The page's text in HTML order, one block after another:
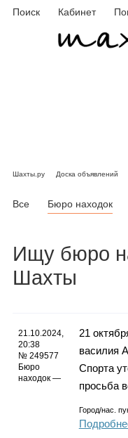
Поиск Кабинет
Шахты.ру Доска объявлений
Все Бюро находок
Ищу бюро
Шахты
21.10.2024,
20:38
№ 249577
Бюро
находок —
21
василия
Спорта
просьба
Город/нас.